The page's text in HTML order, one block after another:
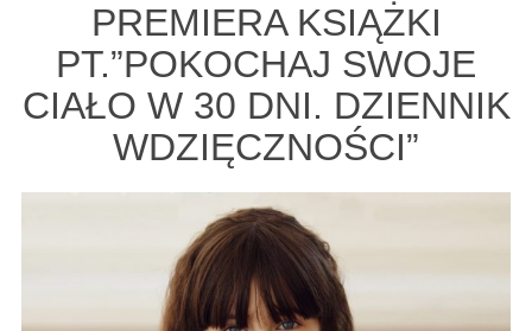
PREMIERA KSIĄŻKI
PT.”POKOCHAJ SWOJE
CIAŁO W 30 DNI. DZIENNIK
WDZIĘCZNOŚCI”